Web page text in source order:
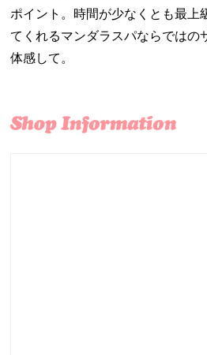
ポイント。時間が少なくとも最上
てくれるマンダラスパならではの
体感して。